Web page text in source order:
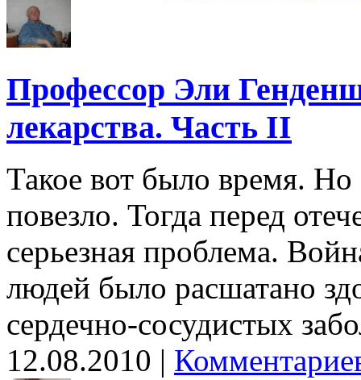
Профессор Эли
лекарства. Часть II
Такое вот было время.
повезло. Тогда перед
серьезная проблема.
людей было расшатано
сердечно-сосудистых
12.08.2010 |